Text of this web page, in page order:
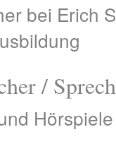
bei Erich
/